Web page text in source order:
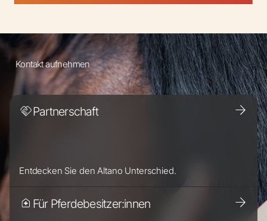
Kontakt aufnehmen
Partnerschaft
Entdecken Sie den Altano Unterschied.
Für Pferdebesitzer:innen